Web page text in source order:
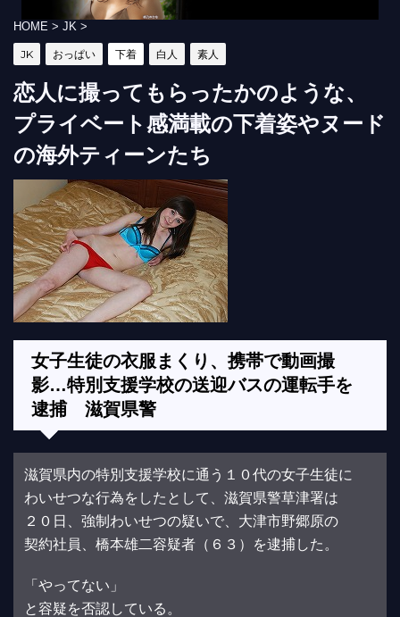
HOME > JK >
JK おっぱい 下着 白人 素人
恋人に撮ってもらったかのような、
プライベート感満載の下着姿やヌード
の海外ティーンたち
女子生徒の衣服まくり、携帯で動画撮
影…特別支援学校の送迎バスの運転手を
逮捕 滋賀県警
滋賀県内の特別支援学校に通う１０代の女子生徒に
わいせつな行為をしたとして、滋賀県警草津署は
２０日、強制わいせつの疑いで、大津市野郷原の
契約社員、橋本雄二容疑者（６３）を逮捕した。
「やってない」
と容疑を否認している。